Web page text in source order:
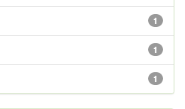
1
1
1